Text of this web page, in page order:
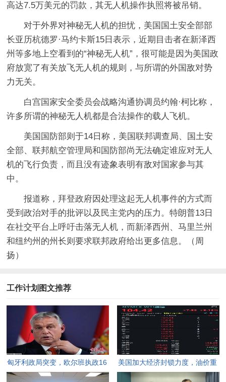
高达7.5万美元的罚款，其无人机操作执照将被吊销。
对于外界对神秘无人机的担忧，美国国土安全部部
长亚历杭德罗·马约卡斯15日表示，近期目击者在新泽西
州等多地上空看到的“神秘无人机”，很可能是因为美国政
府放宽了有关放飞无人机的规则，与所谓的外国敌对势
力无关。
白宫国家安全委员会战略沟通协调员约翰·柯比称，
许多所谓的神秘无人机都是合法操作的载人飞机。
美国国防部则于14日称，美国联邦调查局、国土安
全部、联邦航空管理局和国防部尚无法确定谁应对无人
机的飞行负责，而且没有迹象表明有敌对国家参与其
中。
报道称，拜登政府因处理这起无人机事件的方式而
受到政治对手的批评以及民主党内的压力。特朗普13日
在社交平台上呼吁击落无人机，而新泽西州、马里兰州
和纽约州的州长则要求联邦政府给出更多信息。（周
扬）
工作计划图文推荐
匈牙利政局突变，欧尔班执政16
年终结。
美国加大经济封锁力度，油价重
返100美元高点，黄金价格急